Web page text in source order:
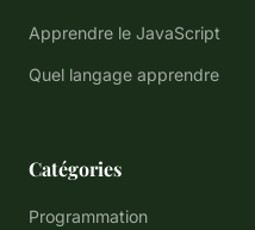
Apprendre le JavaScript
Quel langage apprendre
Catégories
Programmation